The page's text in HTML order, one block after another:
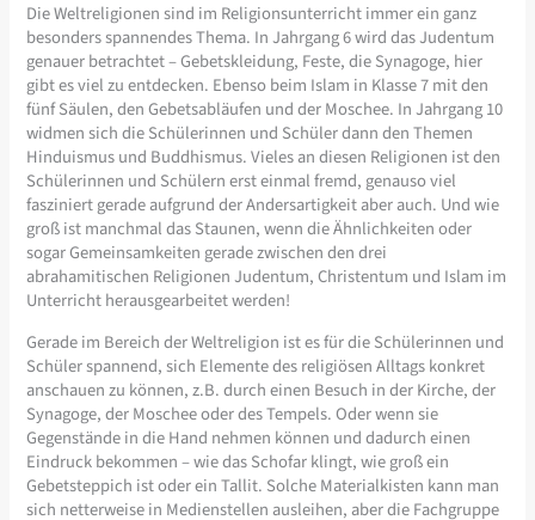
Die Weltreligionen sind im Religionsunterricht immer ein ganz
besonders spannendes Thema. In Jahrgang 6 wird das Judentum
genauer betrachtet – Gebetskleidung, Feste, die Synagoge, hier
gibt es viel zu entdecken. Ebenso beim Islam in Klasse 7 mit den
fünf Säulen, den Gebetsabläufen und der Moschee. In Jahrgang 10
widmen sich die Schülerinnen und Schüler dann den Themen
Hinduismus und Buddhismus. Vieles an diesen Religionen ist den
Schülerinnen und Schülern erst einmal fremd, genauso viel
fasziniert gerade aufgrund der Andersartigkeit aber auch. Und wie
groß ist manchmal das Staunen, wenn die Ähnlichkeiten oder
sogar Gemeinsamkeiten gerade zwischen den drei
abrahamitischen Religionen Judentum, Christentum und Islam im
Unterricht herausgearbeitet werden!
Gerade im Bereich der Weltreligion ist es für die Schülerinnen und
Schüler spannend, sich Elemente des religiösen Alltags konkret
anschauen zu können, z.B. durch einen Besuch in der Kirche, der
Synagoge, der Moschee oder des Tempels. Oder wenn sie
Gegenstände in die Hand nehmen können und dadurch einen
Eindruck bekommen – wie das Schofar klingt, wie groß ein
Gebetsteppich ist oder ein Tallit. Solche Materialkisten kann man
sich netterweise in Medienstellen ausleihen, aber die Fachgruppe